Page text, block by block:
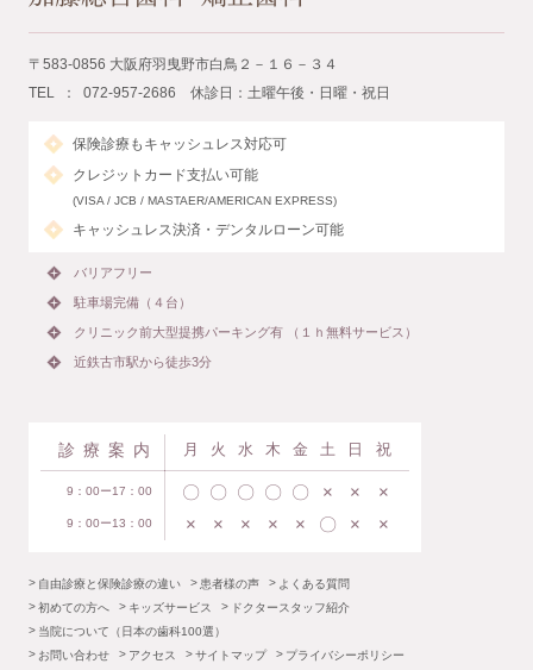
〒583-0856 大阪府羽曳野市白鳥２－１６－３４
TEL ： 072-957-2686 休診日：土曜午後・日曜・祝日
保険診療もキャッシュレス対応可
クレジットカード支払い可能
(VISA / JCB / MASTAER/AMERICAN EXPRESS)
キャッシュレス決済・デンタルローン可能
バリアフリー
駐車場完備（４台）
クリニック前大型提携パーキング有 （１ｈ無料サービス）
近鉄古市駅から徒歩3分
診療案内 月 火 水 木 金 土 日 祝
9：00ー17：00 〇 〇 〇 〇 〇 × × ×
9：00ー13：00 × × × × × 〇 × ×
自由診療と保険診療の違い 患者様の声
よくある質問
初めての方へ
キッズサービス
ドクタースタッフ紹介
当院について（日本の歯科100選）
お問い合わせ
アクセス サイトマップ
プライバシーポリシー